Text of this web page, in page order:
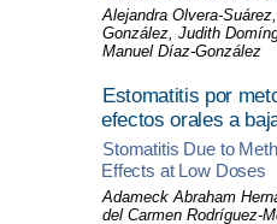
Alejandra Olvera-
González, Judith
Manuel Díaz-González
Estomatitis por
efectos orales a
Stomatitis Due to
Effects at Low Doses
Adameck Abraham
del Carmen Rodríguez-